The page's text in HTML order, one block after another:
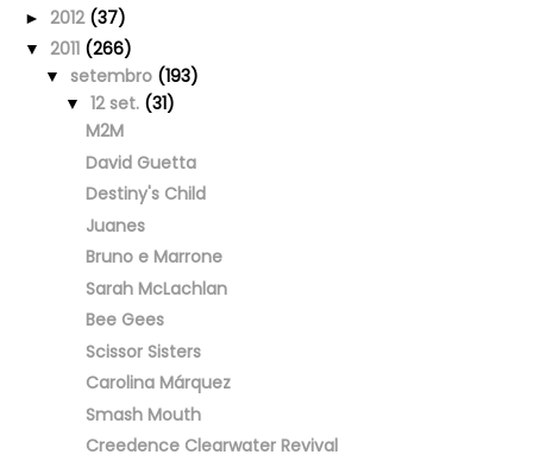
► 2012 (37)
▼ 2011 (266)
▼ setembro (193)
▼ 12 set. (31)
M2M
David Guetta
Destiny's Child
Juanes
Bruno e Marrone
Sarah McLachlan
Bee Gees
Scissor Sisters
Carolina Márquez
Smash Mouth
Creedence Clearwater Revival